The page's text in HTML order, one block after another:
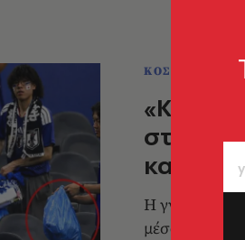
ΚΟΣΜΟΣ
«Κάντε
στους
Η γνωστή
μέσα στο